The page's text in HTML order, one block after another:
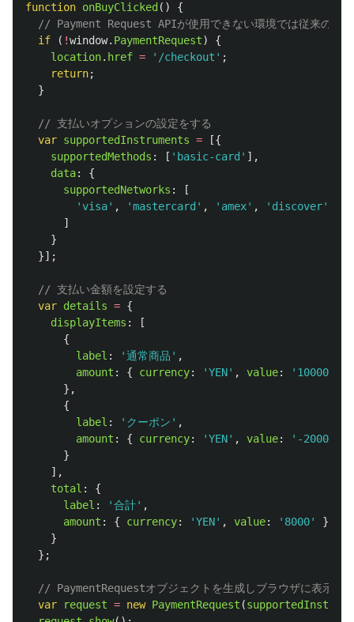
function onBuyClicked ()
{
// Payment Request APIが使用できない環境では従来の決
if
( !window. PaymentRequest)
{
location. href = ' /checkout ' ;
return;
}
// 支払いオプションの設定をする
var supportedInstruments =
[{
supportedMethods : [ ' basic-card ' ],
data:
{
supportedNetworks :
[
' visa' , 'mastercard ' , ' amex' , ' discover'
]
}
}];
// 支払い金額を設定する
var details = {
displayItems :
[
{
label : '通常商品 ' ,
amount : { currency: 'YEN' , value: ' 10000
},
{
label : ' クーポン ' ,
amount : { currency: 'YEN' , value: ' -2000
}
],
total :
{
label : '合計' ,
amount : { currency: 'YEN' , value: ' 8000'
}
}
};
// PaymentRequestオブジェクトを生成しブラウザに表示す
var
request = new PaymentRequest (